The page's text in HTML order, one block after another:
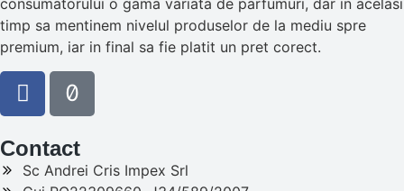
consumatorului o gama variata de parfumuri, dar in acelasi
timp sa mentinem nivelul produselor de la mediu spre
premium, iar in final sa fie platit un pret corect.
Contact
Sc Andrei Cris Impex Srl